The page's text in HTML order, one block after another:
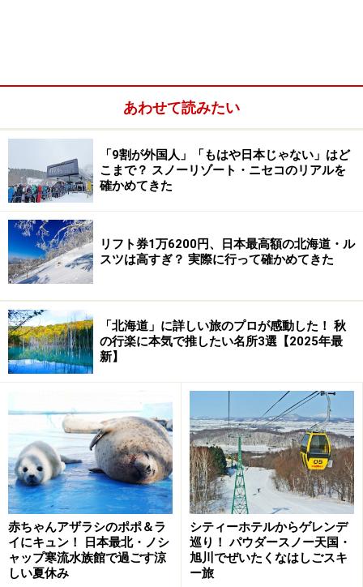
青の洞窟へのコース説明をする向井さん
コースの説明を終え、さあ、これから船は青の洞窟に向
かって出航です。僕も船の後ろから追いかけて、一緒に
飛んで行くことにしましょう。
船は桟橋から小樽運河を抜けて外海に。波しぶきを蹴立
てて海岸沿いを西に進んでいきます。右手には日和山灯
台や鰊御殿も見え、みんな珍しそうに船から写真を撮っ
ています。
船の右手には日和山灯台や鰊御殿が・・・
青の洞窟までは、船で約30分。途中には時々トド君たち
が遊びにくる「トド岩」とか「つるかけ岩」、穴があい
ている「窓岩」なんて変わった場所がいっぱい。空から
眺めていると、船長さんが時々船をとめて乗客に面白お
かしくお話をしているのが聞こえてきます。
大きな穴があいている窓岩
もう少し進むと、僕の両親も生まれてなかった戦前、こ
あわせて読みたい
「9割が外国人」「もはや日本じゃない」はど
こまで？ スノーリゾート・ニセコのリアルを
確かめてきた
リフト券1万6200円、日本最高額の北海道・ル
スツは高すぎ？ 実際に行って確かめてきた
「北海道」に詳しい旅のプロが感動した！ 秋
の行楽に本気で推したい名所3選【2025年最
新】
赤ちゃんアザラシのポポ＆ラ
イにキュン！ 日本最北・ノシ
ャップ寒流水族館で過ごす涼
しい夏休み
シティーホテルからゲレンデ
巡り！ パウダースノー天国・
旭川でぜいたくなはしごスキ
ー旅